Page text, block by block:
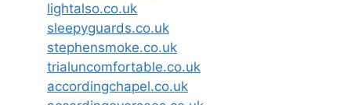
lightalso.co.uk
sleepyguards.co.uk
stephensmoke.co.uk
trialuncomfortable.co.uk
accordingchapel.co.uk